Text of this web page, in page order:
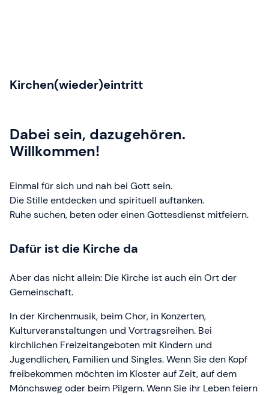
Kirchen(wieder)eintritt
Dabei sein, dazugehören.
Willkommen!
Einmal für sich und nah bei Gott sein.
Die Stille entdecken und spirituell auftanken.
Ruhe suchen, beten oder einen Gottesdienst mitfeiern.
Dafür ist die Kirche da
Aber das nicht allein: Die Kirche ist auch ein Ort der
Gemeinschaft.
In der Kirchenmusik, beim Chor, in Konzerten,
Kulturveranstaltungen und Vortragsreihen. Bei
kirchlichen Freizeitangeboten mit Kindern und
Jugendlichen, Familien und Singles. Wenn Sie den Kopf
freibekommen möchten im Kloster auf Zeit, auf dem
Mönchsweg oder beim Pilgern. Wenn Sie ihr Leben feiern